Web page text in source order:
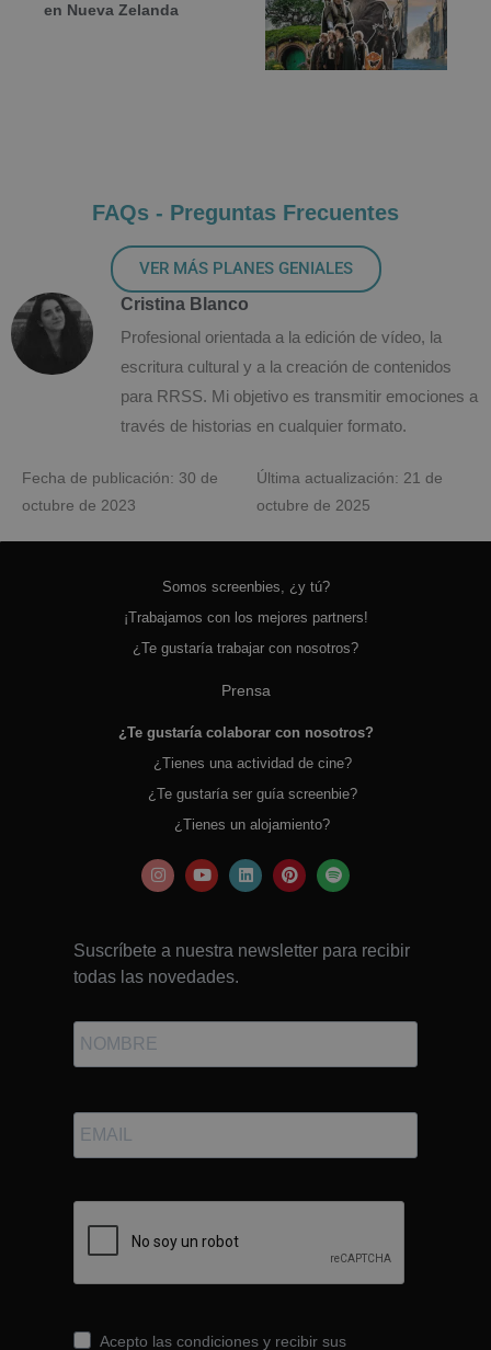
en Nueva Zelanda
FAQs - Preguntas Frecuentes
VER MÁS PLANES GENIALES
Cristina Blanco
Profesional orientada a la edición de vídeo, la
escritura cultural y a la creación de contenidos
para RRSS. Mi objetivo es transmitir emociones a
través de historias en cualquier formato.
Fecha de publicación: 30 de
octubre de 2023
Última actualización: 21 de
octubre de 2025
Somos screenbies, ¿y tú?
¡Trabajamos con los mejores partners!
¿Te gustaría trabajar con nosotros?
Prensa
¿Te gustaría colaborar con nosotros?
¿Tienes una actividad de cine?
¿Te gustaría ser guía screenbie?
¿Tienes un alojamiento?
Suscríbete a nuestra newsletter para recibir
todas las novedades.
Acepto las condiciones y recibir sus